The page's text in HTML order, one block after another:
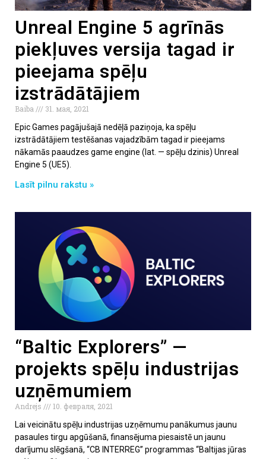
Unreal Engine 5 agrīnās
piekļuves versija tagad ir
pieejama spēļu
izstrādātājiem
Baiba
31. мая, 2021
Epic Games pagājušajā nedēļā paziņoja, ka spēļu
izstrādātājiem testēšanas vajadzībām tagad ir pieejams
nākamās paaudzes game engine (lat. — spēļu dzinis) Unreal
Engine 5 (UE5).
Lasīt pilnu rakstu »
“Baltic Explorers” —
projekts spēļu industrijas
uzņēmumiem
Andrejs
10. февраля, 2021
Lai veicinātu spēļu industrijas uzņēmumu panākumus jaunu
pasaules tirgu apgūšanā, finansējuma piesaistē un jaunu
darījumu slēgšanā, “CB INTERREG” programmas “Baltijas jūras